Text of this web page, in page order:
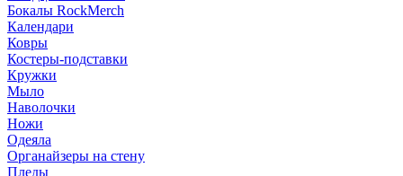
Бокалы RockMerch
Календари
Ковры
Костеры-подставки
Кружки
Мыло
Наволочки
Ножи
Одеяла
Органайзеры на стену
Пледы